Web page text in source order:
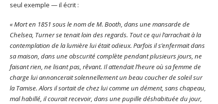
seul exemple — il écrit :
« Mort en 1851 sous le nom de M. Booth, dans une mansarde de
Chelsea, Turner se tenait loin des regards. Tout ce qui l’arrachait à la
contemplation de la lumière lui était odieux. Parfois il s’enfermait dans
sa maison, dans une obscurité complète pendant plusieurs jours, ne
faisant rien, ne lisant pas, rêvant. Il attendait l’heure où sa femme de
charge lui annoncerait solennellement un beau coucher de soleil sur
la Tamise. Alors il sortait de chez lui comme un dément, sans chapeau,
mal habillé, il courait recevoir, dans une pupille déshabituée du jour,